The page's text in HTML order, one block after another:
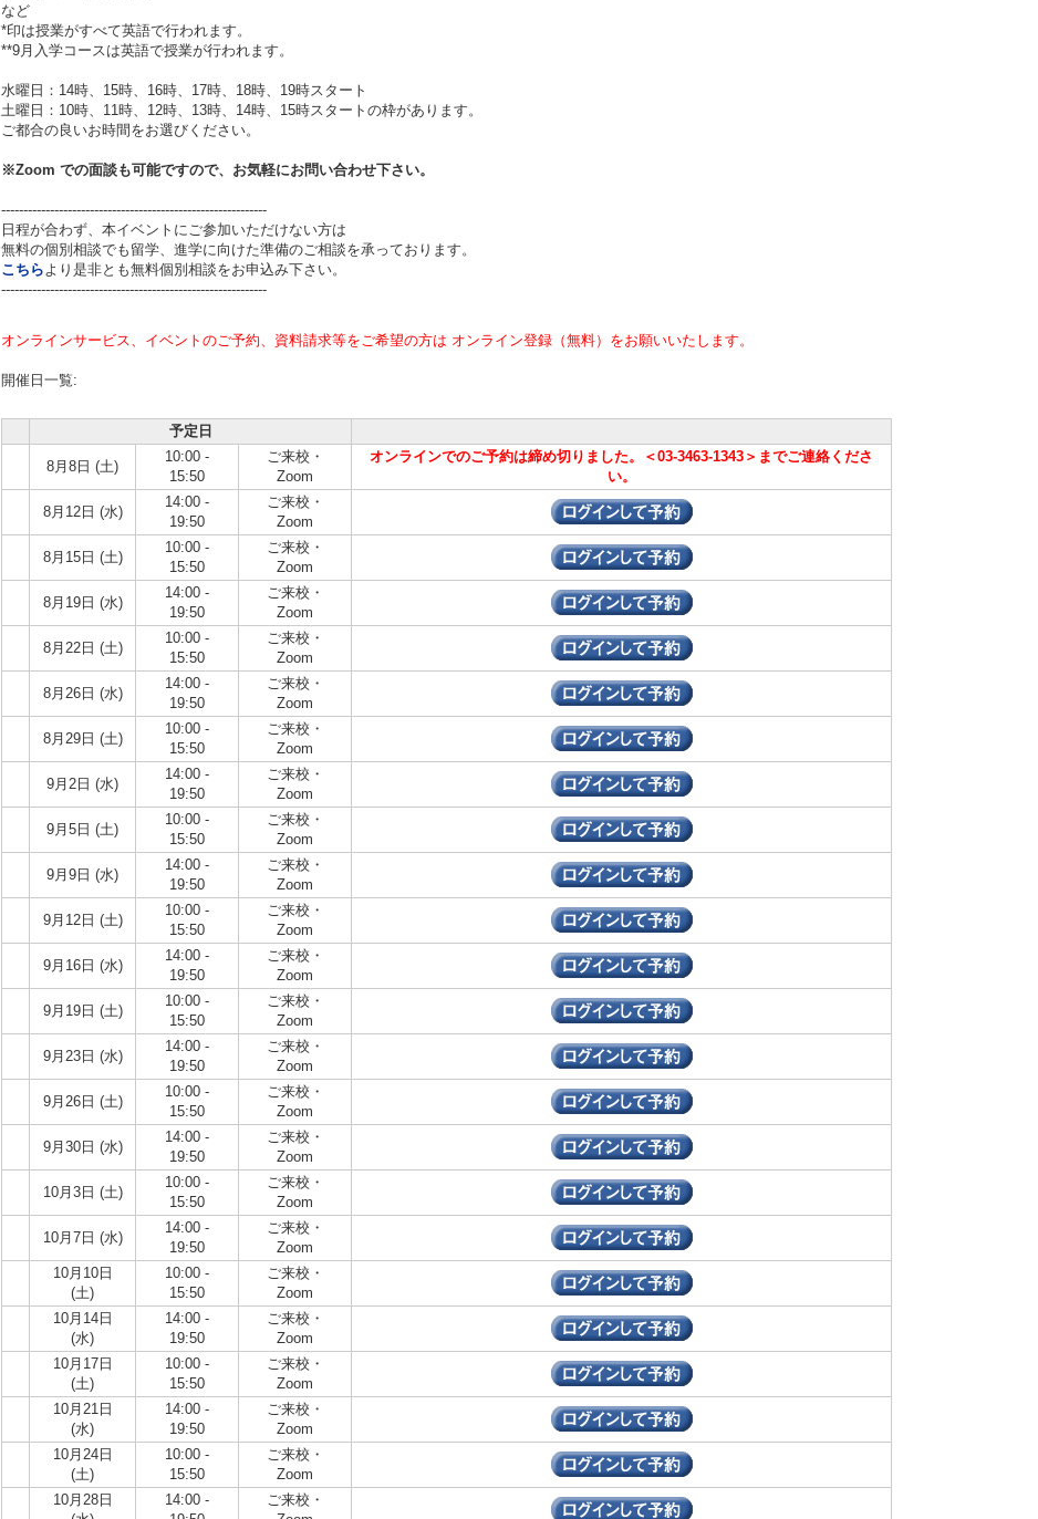
など
*印は授業がすべて英語で行われます。
**9月入学コースは英語で授業が行われます。
水曜日：14時、15時、16時、17時、18時、19時スタート
土曜日：10時、11時、12時、13時、14時、15時スタートの枠があります。
ご都合の良いお時間をお選びください。
※Zoom での面談も可能ですので、お気軽にお問い合わせ下さい。
------------------------------------------------------------
日程が合わず、本イベントにご参加いただけない方は
無料の個別相談でも留学、進学に向けた準備のご相談を承っております。
こちらより是非とも無料個別相談をお申込み下さい。
------------------------------------------------------------
オンラインサービス、イベントのご予約、資料請求等をご希望の方は オンライン登録（無料）をお願いいたします。
開催日一覧:
予定日
8月8日 (土)
10:00 -
15:50
ご来校・
Zoom
オンラインでのご予約は締め切りました。＜03-3463-1343＞までご連絡くださ
い。
8月12日 (水)
14:00 -
19:50
ご来校・
Zoom
8月15日 (土)
10:00 -
15:50
ご来校・
Zoom
8月19日 (水)
14:00 -
19:50
ご来校・
Zoom
8月22日 (土)
10:00 -
15:50
ご来校・
Zoom
8月26日 (水)
14:00 -
19:50
ご来校・
Zoom
8月29日 (土)
10:00 -
15:50
ご来校・
Zoom
9月2日 (水)
14:00 -
19:50
ご来校・
Zoom
9月5日 (土)
10:00 -
15:50
ご来校・
Zoom
9月9日 (水)
14:00 -
19:50
ご来校・
Zoom
9月12日 (土)
10:00 -
15:50
ご来校・
Zoom
9月16日 (水)
14:00 -
19:50
ご来校・
Zoom
9月19日 (土)
10:00 -
15:50
ご来校・
Zoom
9月23日 (水)
14:00 -
19:50
ご来校・
Zoom
9月26日 (土)
10:00 -
15:50
ご来校・
Zoom
9月30日 (水)
14:00 -
19:50
ご来校・
Zoom
10月3日 (土)
10:00 -
15:50
ご来校・
Zoom
10月7日 (水)
14:00 -
19:50
ご来校・
Zoom
10月10日
(土)
10:00 -
15:50
ご来校・
Zoom
10月14日
(水)
14:00 -
19:50
ご来校・
Zoom
10月17日
(土)
10:00 -
15:50
ご来校・
Zoom
10月21日
(水)
14:00 -
19:50
ご来校・
Zoom
10月24日
(土)
10:00 -
15:50
ご来校・
Zoom
10月28日
14:00 -
ご来校・